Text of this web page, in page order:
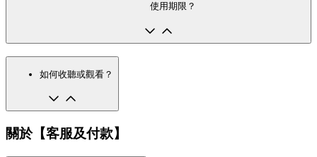
使用期限？
如何收聽或觀看？
關於【客服及付款】